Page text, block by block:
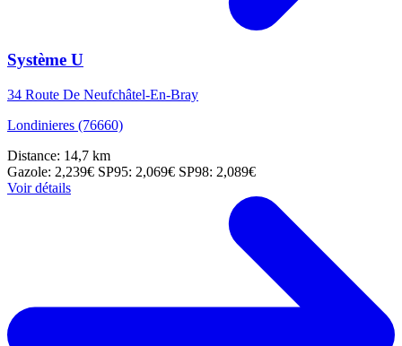
Système U
34 Route De Neufchâtel-En-Bray
Londinieres (76660)
Distance: 14,7 km
Gazole: 2,239€ SP95: 2,069€ SP98: 2,089€
Voir détails